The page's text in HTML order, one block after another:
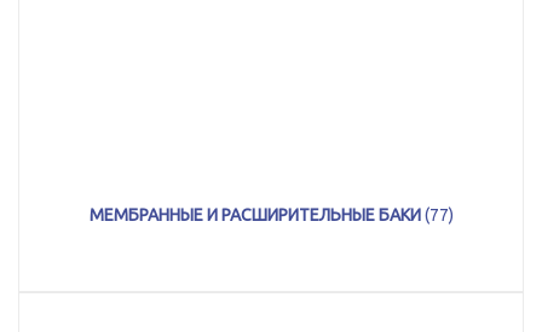
МЕМБРАННЫЕ И РАСШИРИТЕЛЬНЫЕ БАКИ(77)